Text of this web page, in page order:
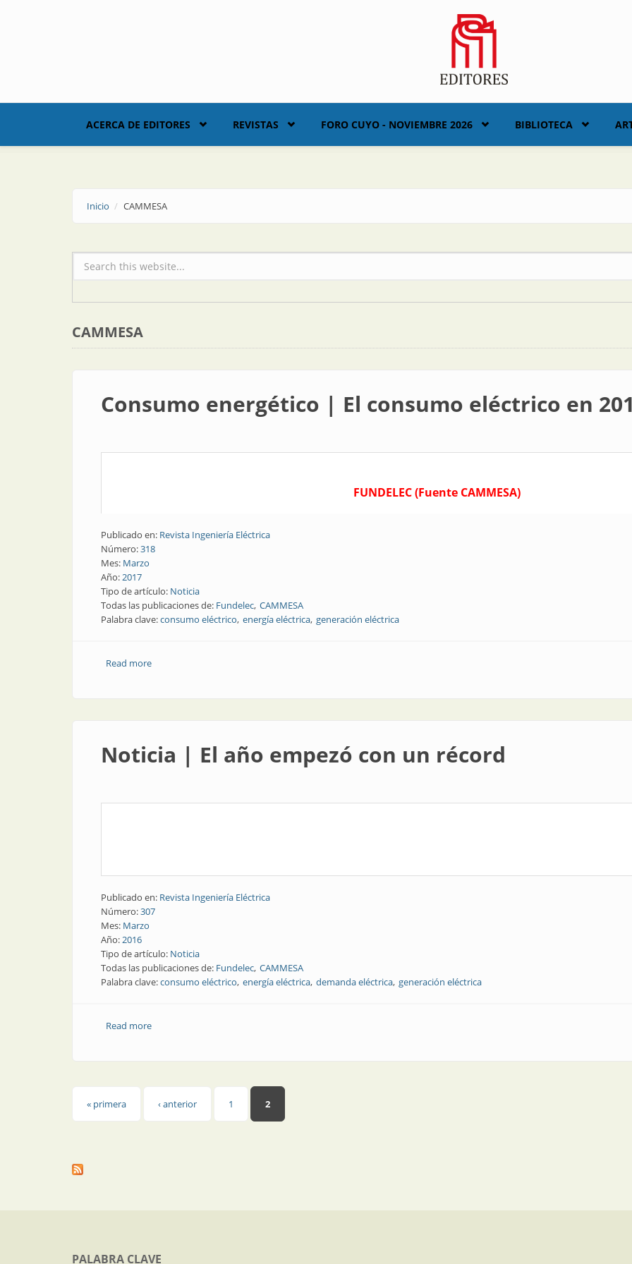
ACERCA DE EDITORES REVISTAS FORO CUYO - NOVIEMBRE 2026 BIBLIOTECA
Inicio CAMMESA
Formulario de búsqueda
CAMMESA
Consumo energético | El consumo eléctrico en
FUNDELEC (Fuente CAMMESA)
Publicado en: Revista Ingeniería Eléctrica
Número:318
Mes: Marzo
Año:2017
Tipo de artículo: Noticia
Todas las publicaciones de: Fundelec CAMMESA
Palabra clave:consumo eléctrico energía eléctrica generación eléctrica
Read moreabout Consumo energético | El consumo eléctrico en 2016
Noticia | El año empezó con un récord
Publicado en: Revista Ingeniería Eléctrica
Número:307
Mes: Marzo
Año:2016
Tipo de artículo: Noticia
Todas las publicaciones de: Fundelec CAMMESA
Palabra clave:consumo eléctrico energía eléctrica demanda eléctrica generación eléctrica
Read moreabout Noticia | El año empezó con un récord
Páginas
« primera ‹ anterior 1 2
PALABRA CLAVE